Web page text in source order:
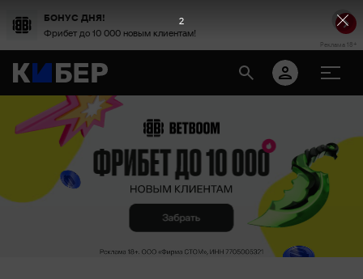
БОНУС ДНЯ!
Фрибет до 10 000 новым клиентам!
Реклама 18+
2